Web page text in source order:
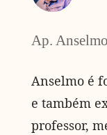
Ap.
Anselmo é
e também
professor,